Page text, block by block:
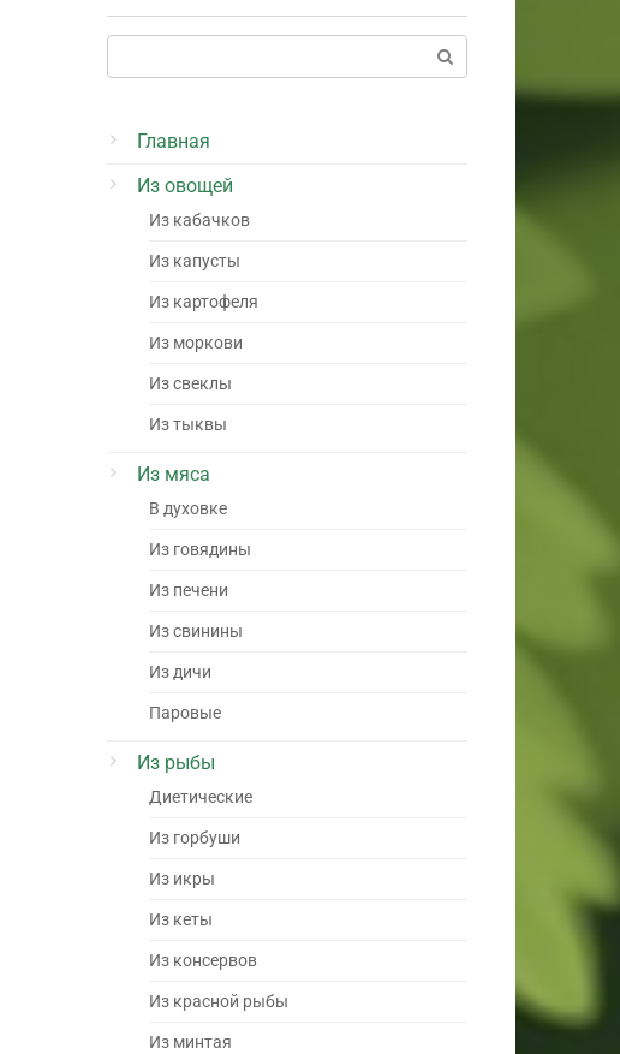
Главная
Из овощей
Из кабачков
Из капусты
Из картофеля
Из моркови
Из свеклы
Из тыквы
Из мяса
В духовке
Из говядины
Из печени
Из свинины
Из дичи
Паровые
Из рыбы
Диетические
Из горбуши
Из икры
Из кеты
Из консервов
Из красной рыбы
Из минтая